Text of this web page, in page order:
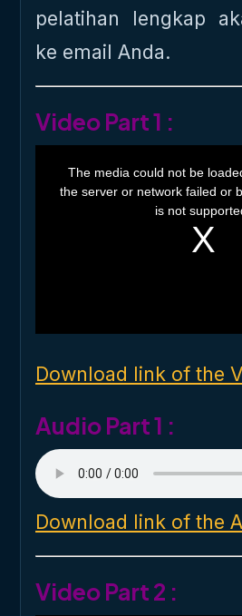
pelatihan lengkap
ke email Anda.
Video Part 1 :
o
w
The media could not be
the server or network failed or
is not
Download link of the
Audio Part 1 :
Download link of the
Video Part 2 :